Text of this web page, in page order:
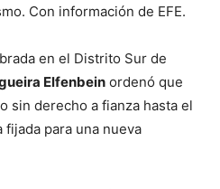
Con información de EFE.
en el Distrito Sur de
Elfenbein ordenó que
sin derecho a fianza hasta el
fijada para una nueva